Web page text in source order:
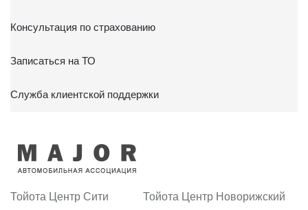
Консультация по страхованию
Записаться на ТО
Служба клиентской поддержки
Тойота Центр Сити Тойота Центр Новорижский